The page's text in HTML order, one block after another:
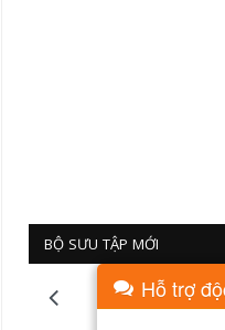
BỘ SƯU TẬP MỚI
Hỗ trợ